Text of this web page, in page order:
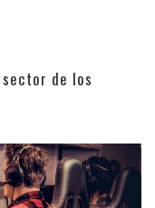
de los